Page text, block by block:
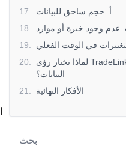
17
أ. حجم ساحق للبيانات
18
عدم وجود خبرة أو موارد
19
في الوقت الفعلي
20
لماذا تختار رؤى TradeLink AI لاتخاذ القرارات التي تعتمد على
البيانات؟
21
الأفكار النهائية